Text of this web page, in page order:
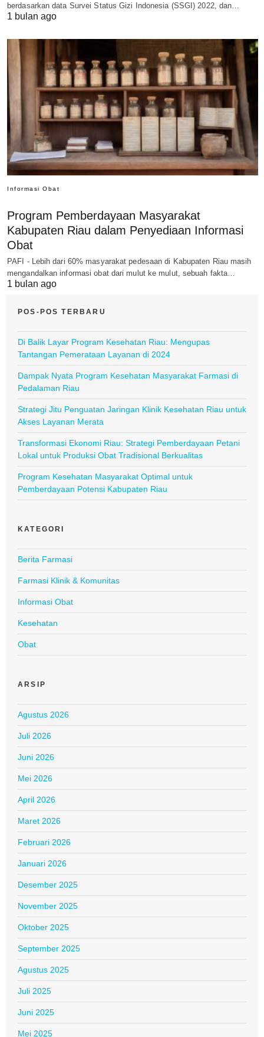
berdasarkan data Survei Status Gizi Indonesia (SSGI) 2022, dan…
1 bulan ago
Informasi Obat
Program Pemberdayaan Masyarakat
Kabupaten Riau dalam Penyediaan Informasi
Obat
PAFI - Lebih dari 60% masyarakat pedesaan di Kabupaten Riau masih
mengandalkan informasi obat dari mulut ke mulut, sebuah fakta…
1 bulan ago
POS-POS TERBARU
Di Balik Layar Program Kesehatan Riau: Mengupas
Tantangan Pemerataan Layanan di 2024
Dampak Nyata Program Kesehatan Masyarakat Farmasi di
Pedalaman Riau
Strategi Jitu Penguatan Jaringan Klinik Kesehatan Riau untuk
Akses Layanan Merata
Transformasi Ekonomi Riau: Strategi Pemberdayaan Petani
Lokal untuk Produksi Obat Tradisional Berkualitas
Program Kesehatan Masyarakat Optimal untuk
Pemberdayaan Potensi Kabupaten Riau
KATEGORI
Berita Farmasi
Farmasi Klinik & Komunitas
Informasi Obat
Kesehatan
Obat
ARSIP
Agustus 2026
Juli 2026
Juni 2026
Mei 2026
April 2026
Maret 2026
Februari 2026
Januari 2026
Desember 2025
November 2025
Oktober 2025
September 2025
Agustus 2025
Juli 2025
Juni 2025
Mei 2025